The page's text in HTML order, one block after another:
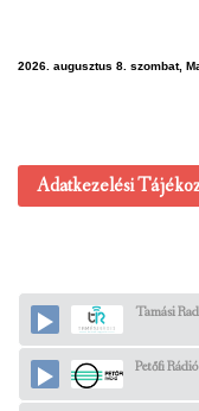
2026. augusztus 8. szombat,
Adatkezelési
Tamási
Petőfi Rádió